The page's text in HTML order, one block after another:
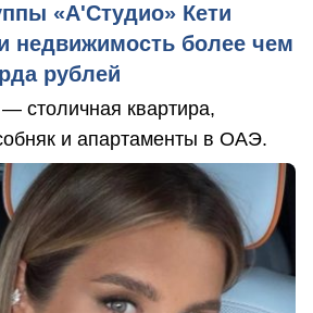
«А'Студио» Кети
недвижимость более чем
рублей
столичная квартира,
и апартаменты в ОАЭ.